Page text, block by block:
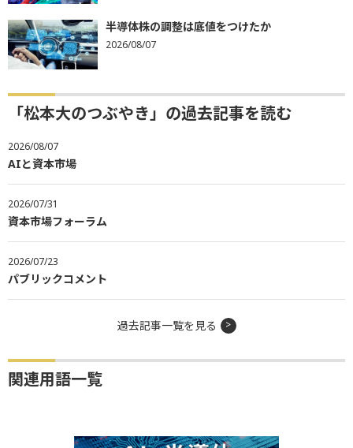
半導体株の調整は底値をつけたか
2026/08/07
「松本大のつぶやき」の過去記事を読む
2026/08/07
AIと資本市場
2026/07/31
資本市場フォーラム
2026/07/23
パブリックコメント
過去記事一覧を見る
関連用語一覧